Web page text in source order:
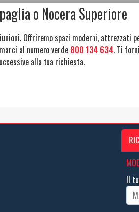
o Nocera Superiore
Offriremo spazi moderni, attrezzati
al numero verde 800 134 634. Ti
alla tua richiesta.
Il